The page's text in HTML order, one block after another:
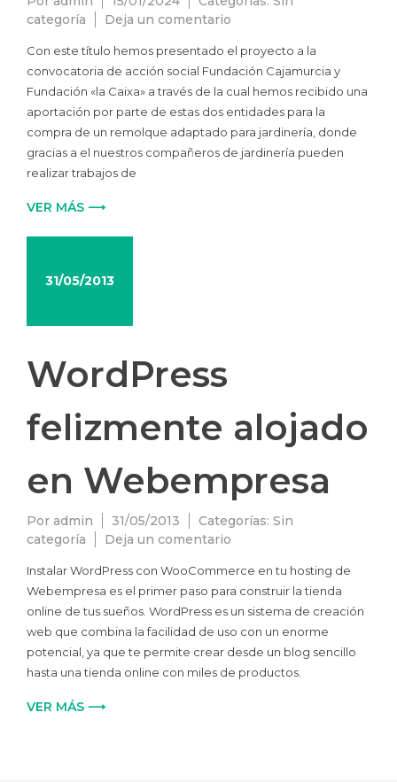
categoría
Deja un comentario
Inclusiva
Con este título hemos presentado el proyecto a la
convocatoria de acción social Fundación Cajamurcia y
Fundación «la Caixa» a través de la cual hemos recibido una
aportación por parte de estas dos entidades para la
compra de un remolque adaptado para jardinería, donde
gracias a el nuestros compañeros de jardinería pueden
realizar trabajos de
VER MÁS ⟶
31/05/2013
WordPress
felizmente alojado
en Webempresa
Por admin 31/05/2013 Categorías: Sin
categoría
Deja un comentario
felizmente
alojado
en
Webempresa
Instalar WordPress con WooCommerce en tu hosting de
Webempresa es el primer paso para construir la tienda
online de tus sueños. WordPress es un sistema de creación
web que combina la facilidad de uso con un enorme
potencial, ya que te permite crear desde un blog sencillo
hasta una tienda online con miles de productos.
VER MÁS ⟶